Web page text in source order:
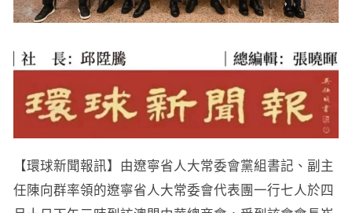
【環球新聞報訊】由遼寧省人大常委會黨組書記、副主
任陳向群率領的遼寧省人大常委會代表團一行七人於四